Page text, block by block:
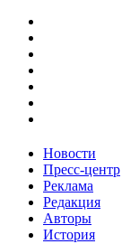
Новости
Пресс-центр
Реклама
Редакция
Авторы
История